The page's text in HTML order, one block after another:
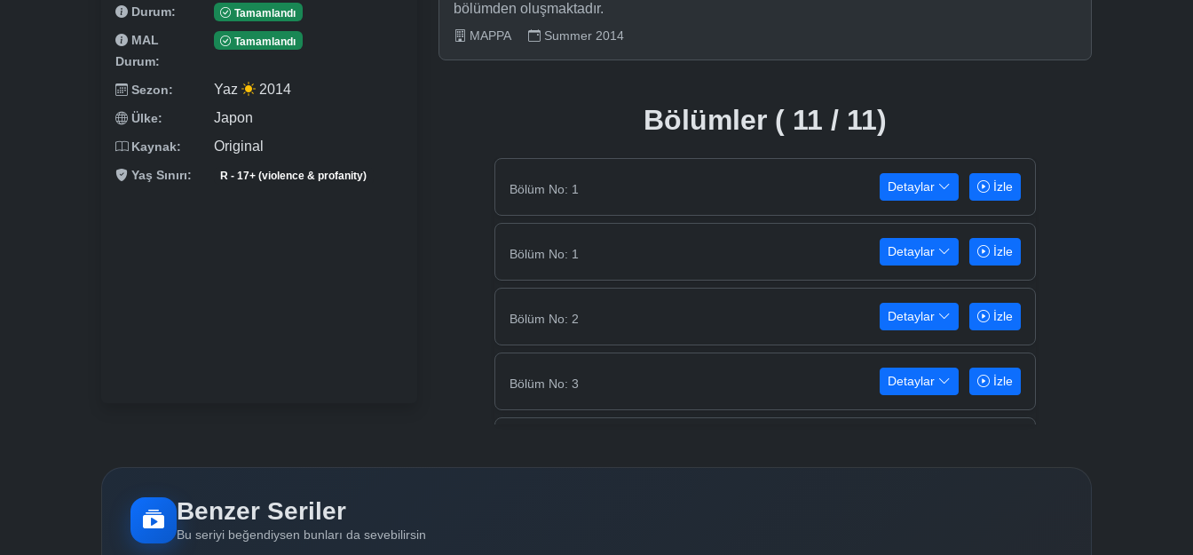
Durum: Tamamlandı
MAL
Durum:
Tamamlandı
Sezon: Yaz 2014
Ülke: Japon
Kaynak: Original
Yaş Sınırı: R - 17+ (violence & profanity)
bölümden oluşmaktadır.
MAPPA Summer 2014
Bölümler ( 11 / 11)
Bölüm No: 1 Detaylar İzle
Bölüm No: 1 Detaylar İzle
Bölüm No: 2 Detaylar İzle
Bölüm No: 3 Detaylar İzle
Benzer Seriler
Bu seriyi beğendiysen bunları da sevebilirsin